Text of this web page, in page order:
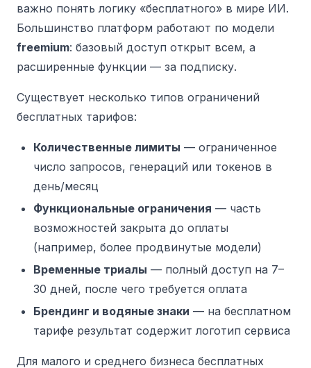
важно понять логику «бесплатного» в мире ИИ.
Большинство платформ работают по модели
freemium: базовый доступ открыт всем, а
расширенные функции — за подписку.
Существует несколько типов ограничений
бесплатных тарифов:
Количественные лимиты — ограниченное
число запросов, генераций или токенов в
день/месяц
Функциональные ограничения — часть
возможностей закрыта до оплаты
(например, более продвинутые модели)
Временные триалы — полный доступ на 7–
30 дней, после чего требуется оплата
Брендинг и водяные знаки — на бесплатном
тарифе результат содержит логотип сервиса
Для малого и среднего бизнеса бесплатных